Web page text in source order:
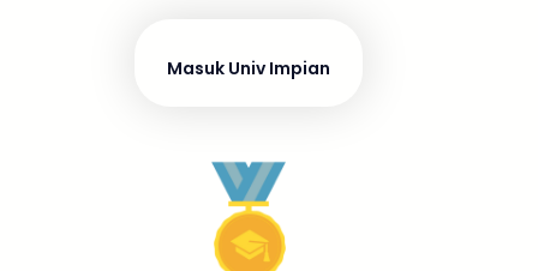
Masuk Univ Impian